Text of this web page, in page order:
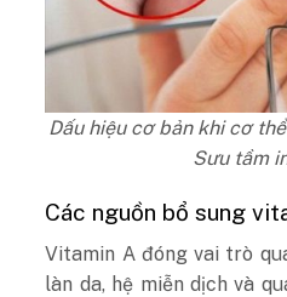
Dấu hiệu cơ bản khi cơ
Sưu tầm
Các nguồn bổ sung
Vitamin A đóng vai trò
làn da, hệ miễn dịch và